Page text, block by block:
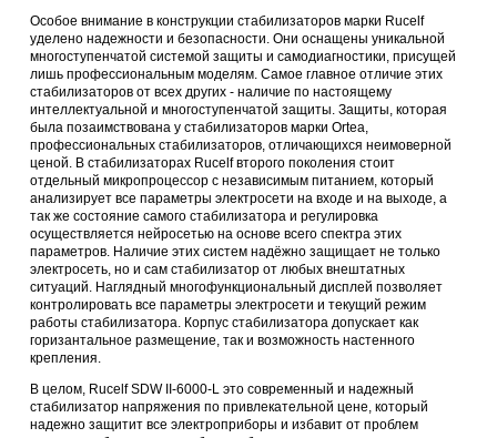
Особое внимание в конструкции стабилизаторов марки Rucelf
уделено надежности и безопасности. Они оснащены уникальной
многоступенчатой системой защиты и самодиагностики, присущей
лишь профессиональным моделям. Самое главное отличие этих
стабилизаторов от всех других - наличие по настоящему
интеллектуальной и многоступенчатой защиты. Защиты, которая
была позаимствована у стабилизаторов марки Ortea,
профессиональных стабилизаторов, отличающихся неимоверной
ценой. В стабилизаторах Rucelf второго поколения стоит
отдельный микропроцессор с независимым питанием, который
анализирует все параметры электросети на входе и на выходе, а
так же состояние самого стабилизатора и регулировка
осуществляется нейросетью на основе всего спектра этих
параметров. Наличие этих систем надёжно защищает не только
электросеть, но и сам стабилизатор от любых внештатных
ситуаций. Наглядный многофункциональный дисплей позволяет
контролировать все параметры электросети и текущий режим
работы стабилизатора. Корпус стабилизатора допускает как
горизантальное размещение, так и возможность настенного
крепления.
В целом, Rucelf SDW II-6000-L это современный и надежный
стабилизатор напряжения по привлекательной цене, который
надежно защитит все электроприборы и избавит от проблем